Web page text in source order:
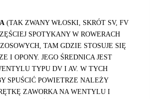
(TAK ZWANY WŁOSKI, SKRÓT SV, FV
SPOTYKANY W ROWERACH
TAM GDZIE STOSUJE SIĘ
I OPONY. JEGO ŚREDNICA JEST
TYPU DV I AV. W TYCH
SPUŚCIĆ POWIETRZE NALEŻY
ZAWORKA NA WENTYLU I